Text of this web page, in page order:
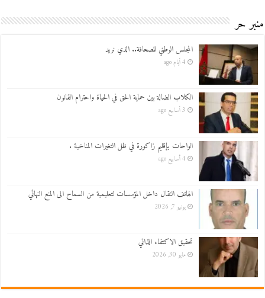
منبر حر
المجلس الوطني للصحافة.. الذي نريد
4 أيام ago
الكلاب الضالة بين حماية الحق في الحياة واحترام القانون
3 أسابيع ago
الواحات بإقليم زاكورة في ظل التغيرات المناخية .
4 أسابيع ago
الهاتف النقال داخل المؤسسات لتعليمية من السماح الى المنع النهائي
يونيو 7, 2026
تحقيق الاكتفاء الذاتي
مايو 30, 2026